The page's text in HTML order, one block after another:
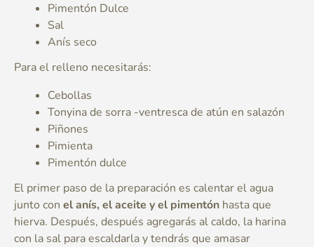
Pimentón Dulce
Sal
Anís seco
Para el relleno necesitarás:
Cebollas
Tonyina de sorra -ventresca de atún en salazón
Piñones
Pimienta
Pimentón dulce
El primer paso de la preparación es calentar el agua
junto con el anís, el aceite y el pimentón hasta que
hierva. Después, después agregarás al caldo, la harina
con la sal para escaldarla y tendrás que amasar